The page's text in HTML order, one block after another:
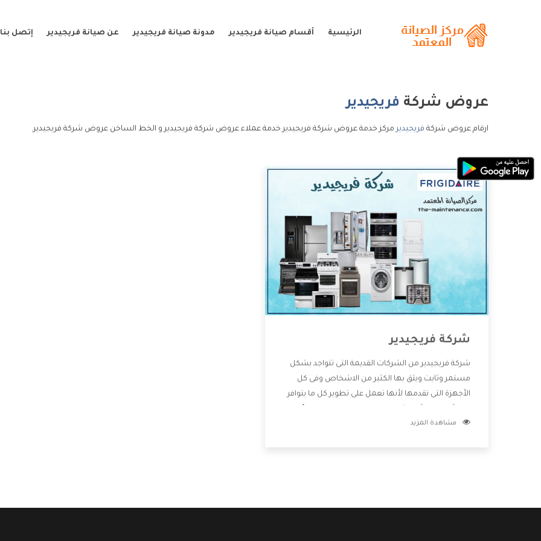
الرئيسية أقسام صيانة فريجيدير مدونة صيانة فريجيدير عن صيانة فريجيدير إتصل بنا
عروض شركة فريجيدير
ارقام عروض شركة فريجيدير مركز خدمة عروض شركة فريجيدير خدمة عملاء عروض شركة فريجيدير و الخط الساخن عروض شركة فريجيدير.
شركة فريجيدير
شركة فريجيدير من الشركات القديمة التى تتواجد بشكل
مستمر وثابت ويثق بها الكثير من الاشخاص وفى كل
الأجهزة التى تقدمها لأنها تعمل على تطوير كل ما يتوافر
خدمات ما بعد البيع مع المنتجات وتقدم للعملاء أقوى
مشاهدة المزيد